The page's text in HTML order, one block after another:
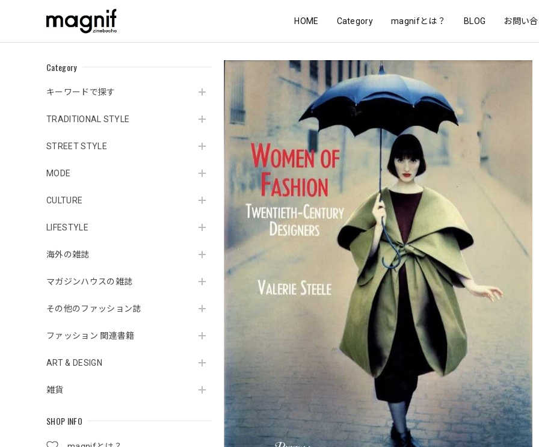
HOME Category magnifとは？ BLOG お問い
Category
キーワードで探す
TRADITIONAL STYLE
STREET STYLE
MODE
CULTURE
LIFESTYLE
海外の雑誌
マガジンハウスの雑誌
その他のファッション誌
ファッション 関連書籍
ART & DESIGN
雑貨
SHOP INFO